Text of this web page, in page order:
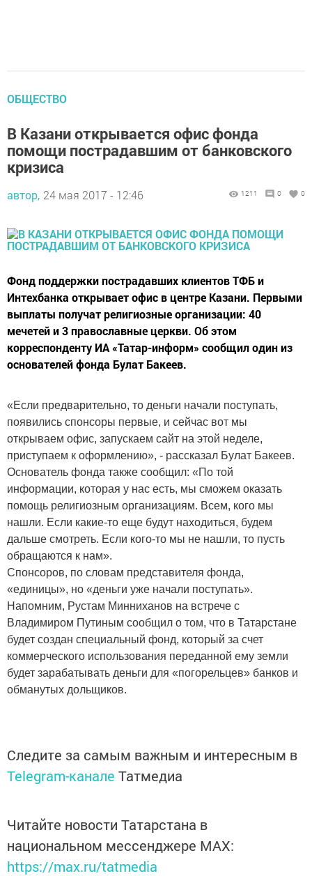
ОБЩЕСТВО
В Казани открывается офис фонда
помощи пострадавшим от банковского
кризиса
автор, 24 мая 2017 - 12:46 1211 0 0
Фонд поддержки пострадавших клиентов ТФБ и
Интехбанка открывает офис в центре Казани. Первыми
выплаты получат религиозные организации: 40
мечетей и 3 православные церкви. Об этом
корреспонденту ИА «Татар-информ» сообщил один из
основателей фонда Булат Бакеев.
«Если предварительно, то деньги начали поступать,
появились спонсоры первые, и сейчас вот мы
открываем офис, запускаем сайт на этой неделе,
приступаем к оформлению», - рассказал Булат Бакеев.
Основатель фонда также сообщил: «По той
информации, которая у нас есть, мы сможем оказать
помощь религиозным организациям. Всем, кого мы
нашли. Если какие-то еще будут находиться, будем
дальше смотреть. Если кого-то мы не нашли, то пусть
обращаются к нам».
Спонсоров, по словам представителя фонда,
«единицы», но «деньги уже начали поступать».
Напомним, Рустам Минниханов на встрече с
Владимиром Путиным сообщил о том, что в Татарстане
будет создан специальный фонд, который за счет
коммерческого использования переданной ему земли
будет зарабатывать деньги для «погорельцев» банков и
обманутых дольщиков.
Следите за самым важным и интересным в
Telegram-канале Татмедиа
Читайте новости Татарстана в
национальном мессенджере MАХ:
https://max.ru/tatmedia